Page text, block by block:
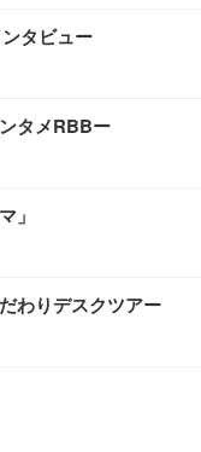
タビュー
タメRBBー
」
わりデスクツアー